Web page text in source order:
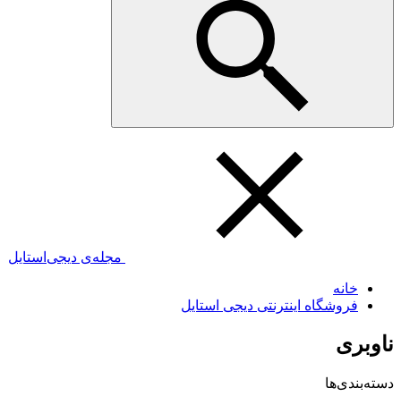
مجله‌ی دیجی‌استایل
خانه
فروشگاه اینترنتی دیجی استایل
ناوبری
دسته‌بندی‌ها